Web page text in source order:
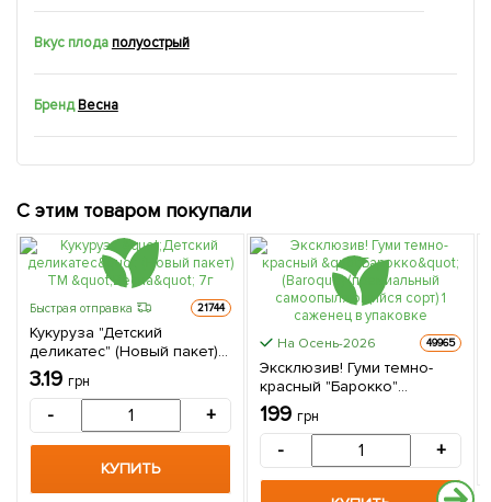
Вкус плодаполуострый
Бренд Весна
С этим товаром покупали
Быстрая отправка 21744
Кукуруза "Детский
деликатес" (Новый пакет)
ТМ "Весна" 7г
3.19 грн
- +
КУПИТЬ
На Осень-2026 49965
Эксклюзив! Гуми темно-
красный "Барокко"
(Baroque) (премиальный
самоопыляющийся сорт) 1
саженец в упаковке
199 грн
- +